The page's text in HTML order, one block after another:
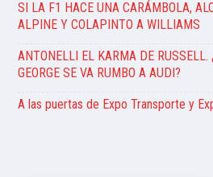
SI LA F1 HACE UNA CARÁMBOLA,
ALPINE Y COLAPINTO A WILLIAMS
ANTONELLI EL KARMA DE RUSSELL.
GEORGE SE VA RUMBO A AUDI?
A las puertas de Expo Transporte y